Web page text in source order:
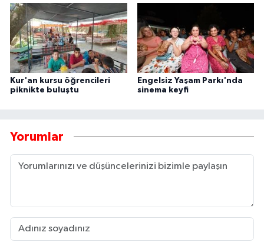
Kur'an kursu öğrencileri
piknikte buluştu
Engelsiz Yaşam Parkı'nda
sinema keyfi
Yorumlar